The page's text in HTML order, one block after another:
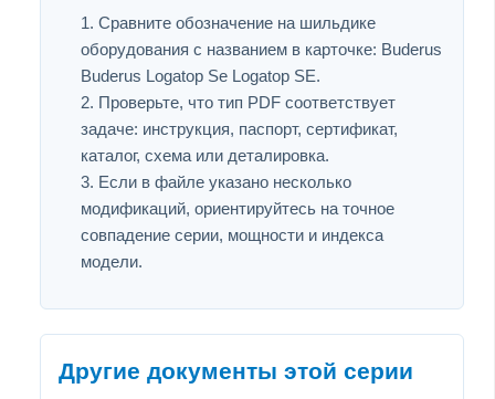
Сравните обозначение на шильдике
оборудования с названием в карточке: Buderus
Buderus Logatop Se Logatop SE.
Проверьте, что тип PDF соответствует
задаче: инструкция, паспорт, сертификат,
каталог, схема или деталировка.
Если в файле указано несколько
модификаций, ориентируйтесь на точное
совпадение серии, мощности и индекса
модели.
Другие документы этой серии